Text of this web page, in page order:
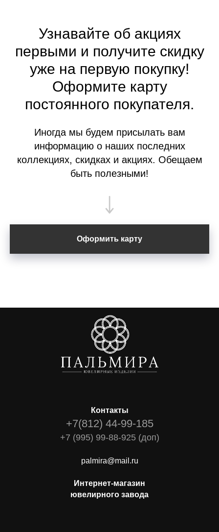
Узнавайте об акциях
первыми и получите скидку
уже на первую покупку!
Оформите карту
постоянного покупателя.
Иногда мы будем присылать вам
информацию о наших последних
коллекциях, скидках и акциях. Обещаем
быть полезными!
Оформить карту
Контакты
+7(812) 44-99-185
+7 (995) 99-88-925 (доп)
palmira@mail.ru
Интернет-магазин
ювелирного завода